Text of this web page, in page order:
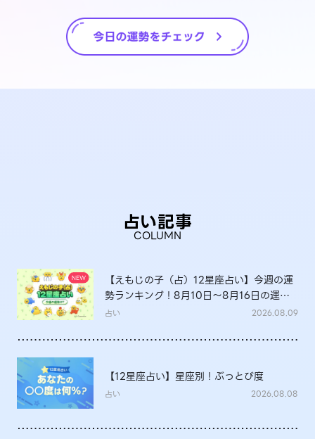
占い記事
COLUMN
【えもじの子（占）12星座占い】今週の運
勢ランキング！8月10日～8月16日の運勢
は？
占い 2026.08.09
【12星座占い】星座別！ぶっとび度
占い 2026.08.08